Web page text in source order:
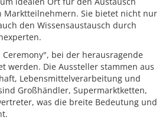
Sie bietet nicht nur
den Wissensaustausch durch
bei der herausragende
werden. Die Aussteller stammen aus
Lebensmittelverarbeitung und
Großhändler, Supermarktketten,
was die breite Bedeutung und